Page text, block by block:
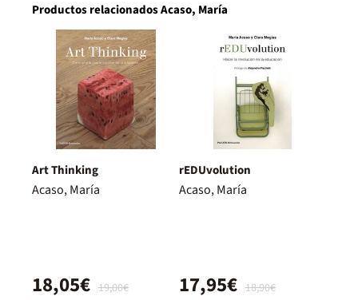
Productos relacionados Acaso, María
Art Thinking
Acaso, María
19,00€
18,05€
rEDUvolution
Acaso, María
18,90€
17,95€